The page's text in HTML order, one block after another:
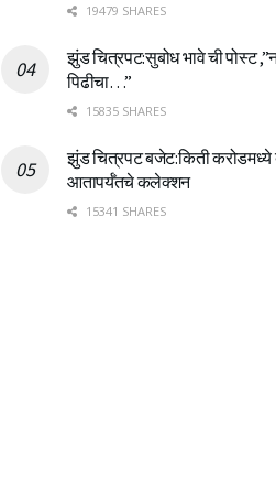
19479 SHARES
झुंड चित्रपट:सुबोध भावे ची पोस्ट
पिढीचा…”
15835 SHARES
झुंड चित्रपट बजेट:किती करोडमध्ये
आतापर्यँतचे कलेक्शन
15341 SHARES